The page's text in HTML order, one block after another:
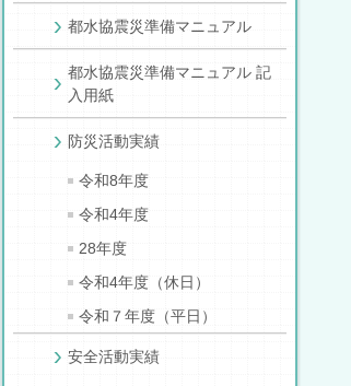
都水協震災準備マニュアル
都水協震災準備マニュアル 記
入用紙
防災活動実績
令和8年度
令和4年度
28年度
令和4年度（休日）
令和７年度（平日）
安全活動実績